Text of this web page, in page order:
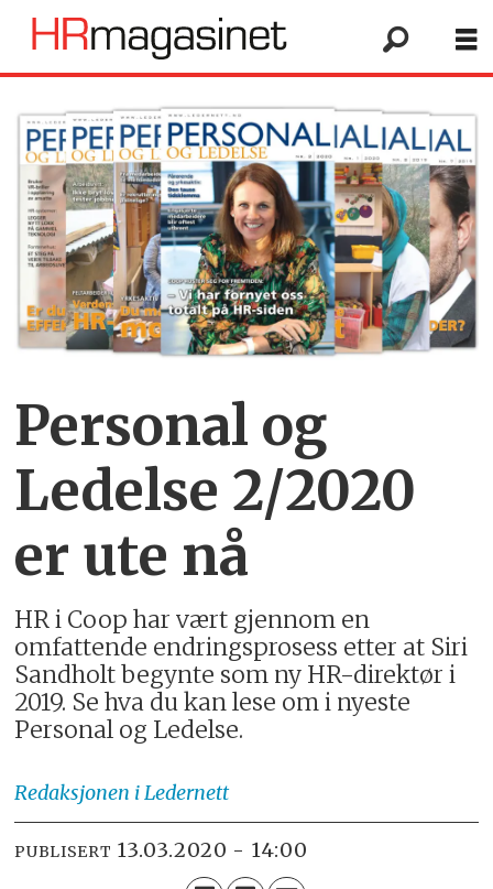
Personal og
Ledelse 2/2020
er ute nå
HR i Coop har vært gjennom en
omfattende endringsprosess etter at Siri
Sandholt begynte som ny HR-direktør i
2019. Se hva du kan lese om i nyeste
Personal og Ledelse.
Redaksjonen i Ledernett
PUBLISERT 13.03.2020 - 14:00